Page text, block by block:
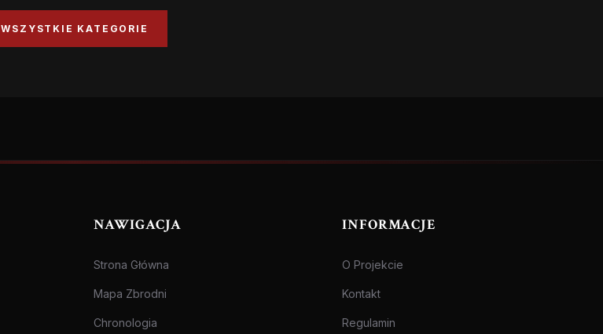
WSZYSTKIE KATEGORIE
NAWIGACJA
Strona Główna
Mapa Zbrodni
Chronologia
INFORMACJE
O Projekcie
Kontakt
Regulamin